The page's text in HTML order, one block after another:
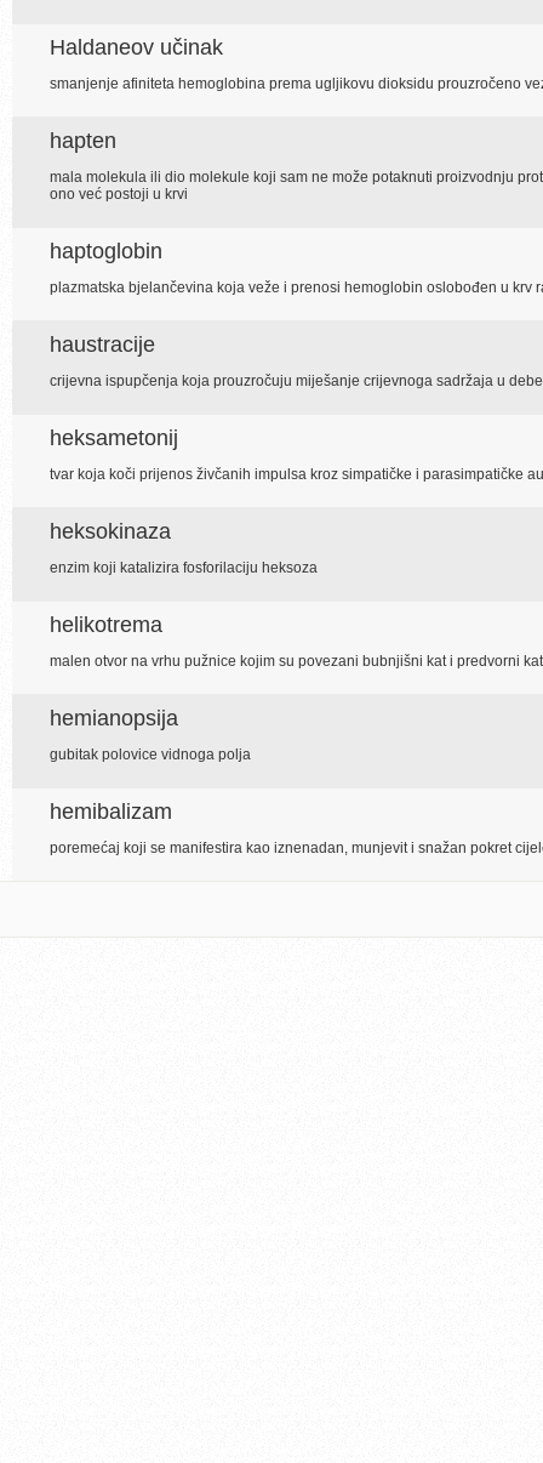
Haldaneov učinak
smanjenje afiniteta hemoglobina prema ugljikovu dioksidu prouzročeno
hapten
mala molekula ili dio molekule koji sam ne može potaknuti proizvodnju
ono već postoji u krvi
haptoglobin
plazmatska bjelančevina koja veže i prenosi hemoglobin oslobođen u krv
haustracije
crijevna ispupčenja koja prouzročuju miješanje crijevnoga sadržaja u
heksametonij
tvar koja koči prijenos živčanih impulsa kroz simpatičke i parasimpatičke
heksokinaza
enzim koji katalizira fosforilaciju heksoza
helikotrema
malen otvor na vrhu pužnice kojim su povezani bubnjišni kat i predvorni kat
hemianopsija
gubitak polovice vidnoga polja
hemibalizam
poremećaj koji se manifestira kao iznenadan, munjevit i snažan pokret